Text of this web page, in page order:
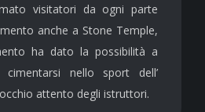
visitatori da ogni parte
anche a Stone Temple,
ha dato la possibilità a
nello sport dell’
attento degli istruttori.